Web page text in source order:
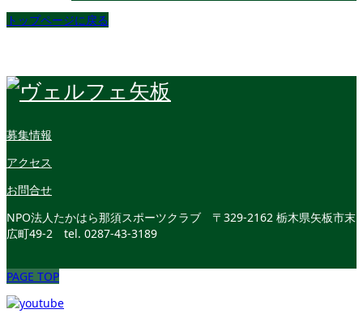
トップページに戻る
募集情報
アクセス
お問合せ
NPO法人たかはら那須スポーツクラブ
〒329-2162 栃木県矢板市末
広町49-2
tel. 0287-43-3189
PAGE TOP